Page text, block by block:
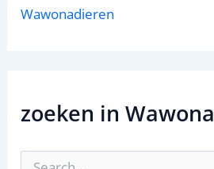
Wawonadieren
zoeken in Wawona